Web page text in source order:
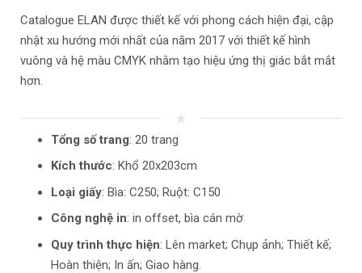
Catalogue ELAN được thiết kế với phong cách hiện đại, cập
nhật xu hướng mới nhất của năm 2017 với thiết kế hình
vuông và hệ màu CMYK nhằm tạo hiệu ứng thị giác bắt mắt
hơn.
star_rate
Tổng số trang: 20 trang
Kích thước: Khổ 20x203cm
Loại giấy: Bìa: C250; Ruột: C150
Công nghệ in: in offset, bìa cán mờ
Quy trình thực hiện: Lên market; Chụp ảnh; Thiết kế;
Hoàn thiện; In ấn; Giao hàng.